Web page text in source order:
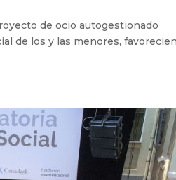
de ocio autogestionado
de los y las menores,